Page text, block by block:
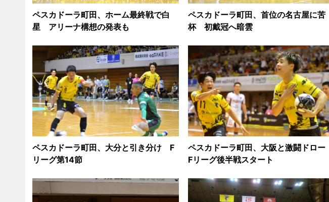
ペスカドーラ町田、ホーム最終戦で白
星 アリーナ構想の発表も
ペスカドーラ町田、首位の名古屋に苦
杯 初戴冠へ暗雲
ペスカドーラ町田、大分と引き分け F
リーグ第14節
ペスカドーラ町田、大阪と激闘ドロー
Fリーグ後半戦スタート